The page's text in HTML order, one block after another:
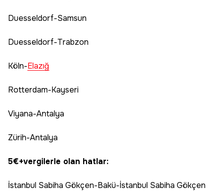
Duesseldorf-Samsun
Duesseldorf-Trabzon
Köln-Elazığ
Rotterdam-Kayseri
Viyana-Antalya
Zürih-Antalya
5€+vergilerle olan hatlar:
İstanbul Sabiha Gökçen-Bakü-İstanbul Sabiha Gökçen